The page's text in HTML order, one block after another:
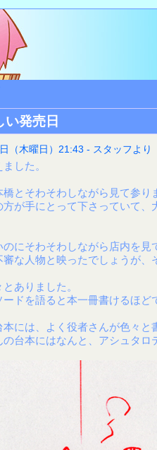
い発売日
（木曜日）21:43 - スタッフより
した。
橋とそわそわしながら見て参り
方が手にとって下さっていて、
のにそわそわしながら店内を見
審な人物と映ったでしょうが、
ありました。
ードを語ると本一冊書けるほど
本には、よく役者さんが色々と
の台本にはなんと、アシュタロ